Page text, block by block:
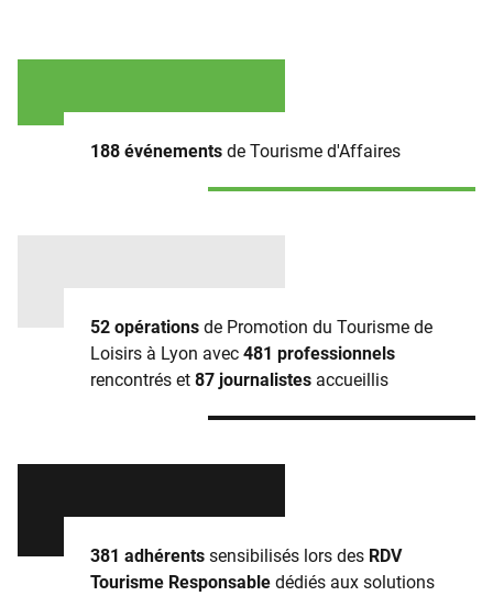
188 événementsde Tourisme d'Affaires
52 opérations de Promotion du Tourisme de
Loisirs à Lyon avec 481 professionnels
rencontrés et 87 journalistes accueillis
381 adhérents sensibilisés lors des RDV
Tourisme Responsabledédiés aux solutions